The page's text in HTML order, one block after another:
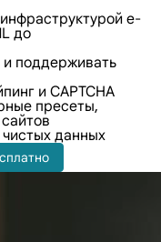
e-
до
поддерживать
и CAPTCHA
пресеты,
данных